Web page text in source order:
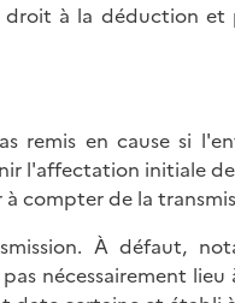
à la déduction et
remis en cause si
l'affectation initiale
compter de la
À défaut,
nécessairement